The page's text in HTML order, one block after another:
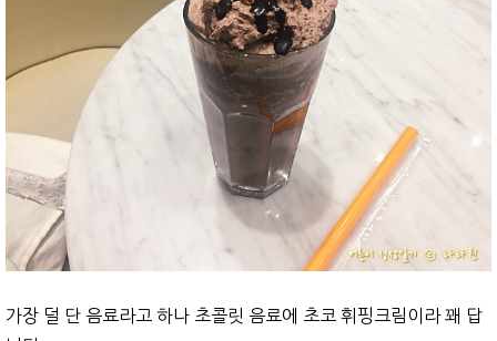
가장 덜 단 음료라고 하나 초콜릿 음료에 초코 휘핑크림이라 꽤 답